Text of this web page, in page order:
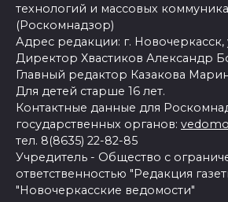
технологий и массовых
(Роскомнадзор)
Адрес редакции: г. Новочеркасск,
Директор Хвастиков Александр
Главный редактор Казакова
Для детей старше 16 лет.
Контактные данные для
государственных органов:
тел. 8(8635) 22-82-85
Учредитель - Общество с
ответственностью "Редакция
"Новочеркасские ведомости"